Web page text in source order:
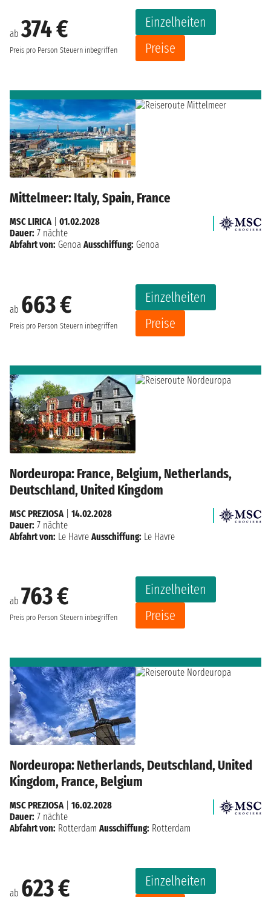
ab374 €
Preis pro Person Steuern inbegriffen
Einzelheiten
Preise
Mittelmeer: Italy, Spain, France
ab 663 €
Preis pro Person Steuern inbegriffen
Einzelheiten
Preise
MSC LIRICA| 01.02.2028
Dauer: 7 nächte
Abfahrt von: Genoa Ausschiffung: Genoa
Nordeuropa: France, Belgium, Netherlands,
Deutschland, United Kingdom
ab 763 €
Preis pro Person Steuern inbegriffen
Einzelheiten
Preise
MSC PREZIOSA
14.02.2028
Dauer: 7 nächte
Abfahrt von: Le Havre Ausschiffung: Le Havre
Nordeuropa: Netherlands, Deutschland, United
Kingdom, France, Belgium
ab 623 € Einzelheiten
MSC PREZIOSA| 16.02.2028
Dauer: 7 nächte
Abfahrt von: Rotterdam Ausschiffung: Rotterdam